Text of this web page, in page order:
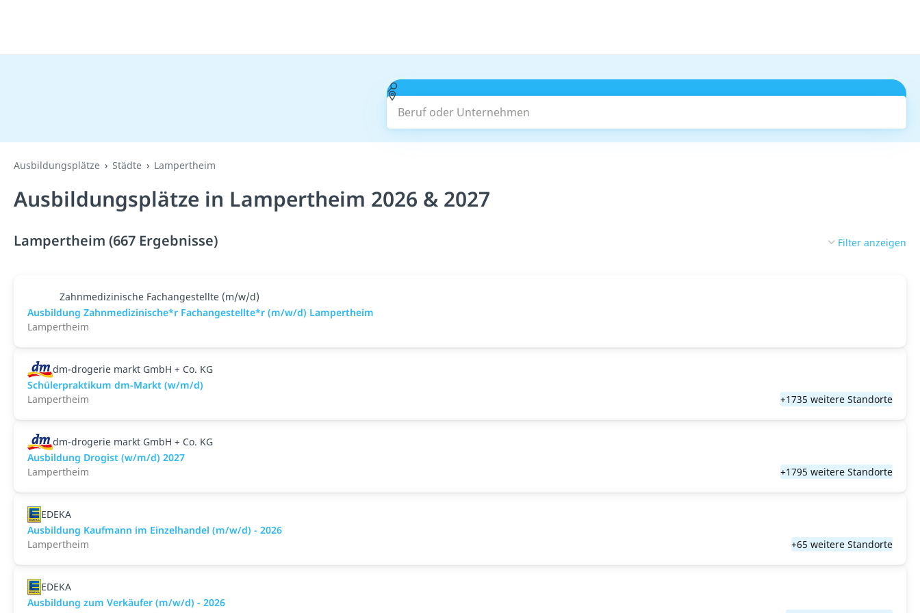
Beruf oder Unternehmen
Ausbildungsplätze Städte Lampertheim
Ausbildungsplätze in Lampertheim 2026 & 2027
Lampertheim (667 Ergebnisse) Filter anzeigen
Zahnmedizinische Fachangestellte (m/w/d)
Ausbildung Zahnmedizinische*r Fachangestellte*r (m/w/d) Lampertheim
Lampertheim
dm-drogerie markt GmbH + Co. KG
Schülerpraktikum dm-Markt (w/m/d)
Lampertheim
+1735 weitere Standorte
dm-drogerie markt GmbH + Co. KG
Ausbildung Drogist (w/m/d) 2027
Lampertheim
+1795 weitere Standorte
EDEKA
Ausbildung Kaufmann im Einzelhandel (m/w/d) - 2026
Lampertheim
+65 weitere Standorte
EDEKA
Ausbildung zum Verkäufer (m/w/d) - 2026